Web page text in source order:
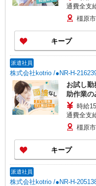
通費全支
橿原市
キープ
派遣社員
株式会社kotrio /●NR-H-
お試し
助作業
時給
通費全支
橿原
キープ
派遣社員
株式会社kotrio /●NR-H-